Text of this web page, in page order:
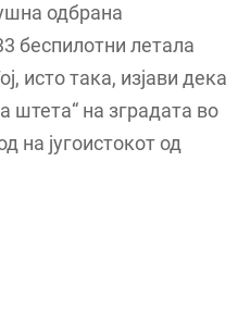
одбрана
беспилотни летала
исто така, изјави дека
штета“ на зградата во
на југоистокот од